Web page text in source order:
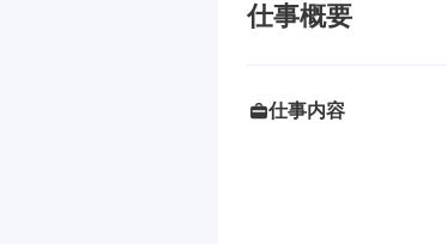
仕事概要
仕事内容